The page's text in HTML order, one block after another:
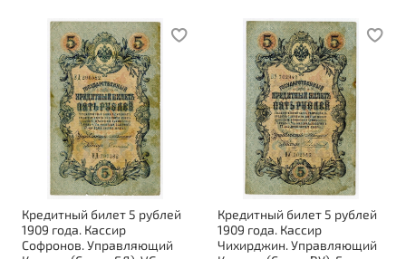
Кредитный билет 5 рублей
1909 года. Кассир
Софронов. Управляющий
Кредитный билет 5 рублей
1909 года. Кассир
Чихирджин. Управляющий